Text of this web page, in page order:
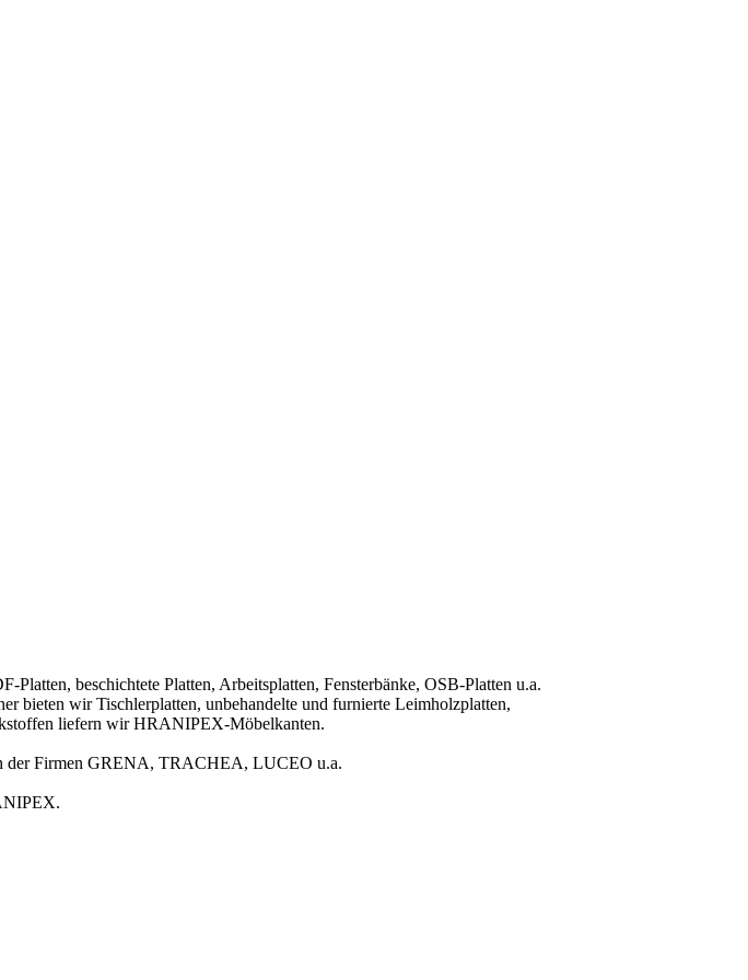
beschichtete Platten, Arbeitsplatten, Fensterbänke, OSB-Platten u.a.
wir Tischlerplatten, unbehandelte und furnierte Leimholzplatten,
liefern wir HRANIPEX-Möbelkanten.
der Firmen GRENA, TRACHEA, LUCEO u.a.